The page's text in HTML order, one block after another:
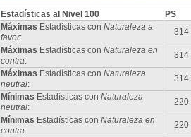
Estadísticas al Nivel 100
PS
Máximas Estadísticas con Naturaleza a
favor:
314
Máximas Estadísticas con Naturaleza en
contra:
314
Máximas Estadísticas con Naturaleza
neutral:
314
Mínimas Estadísticas con Naturaleza
neutral:
220
Mínimas Estadísticas con Naturaleza en
contra:
220